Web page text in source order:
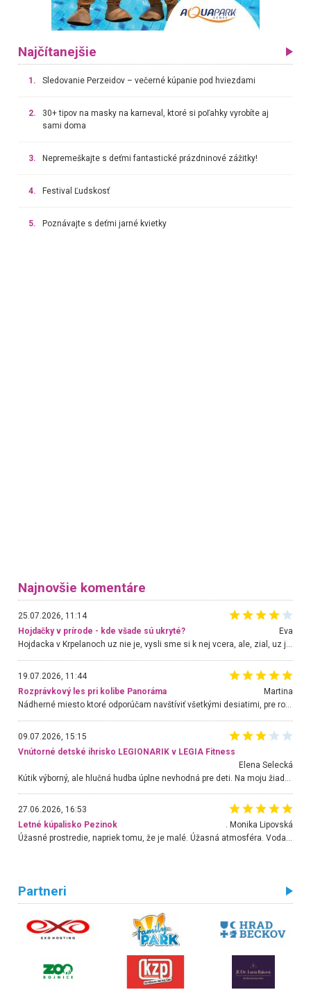
Najčítanejšie
1. Sledovanie Perzeidov – večerné kúpanie pod hviezdami
2.
30+ tipov na masky na karneval, ktoré si poľahky vyrobíte aj
sami doma
3. Nepremeškajte s deťmi fantastické prázdninové zážitky!
4. Festival Ľudskosť
5. Poznávajte s deťmi jarné kvietky
Najnovšie komentáre
25.07.2026, 11:14
Hojdačky v prírode - kde všade sú ukryté?
Eva
Hojdacka v Krpelanoch uz nie je, vysli sme si k nej vcera, ale, zial, uz je znicena. Ak sem planujete cestu len kvoli hojdacke, mozete si ju usetrit. Krasny vyhlad je tu vsak aj bez hojdacky :-)
19.07.2026, 11:44
Rozprávkový les pri kolibe Panoráma
Martina
Nádherné miesto ktoré odporúčam navštíviť všetkými desiatimi, pre rodiny s deťmi, dôchodcom... Proste a jednoducho ozaj rozprávkový les.. určite ešte prídeme. Odniesli sme si na pamiatku krásne tričká,
09.07.2026, 15:15
Vnútorné detské ihrisko LEGIONARIK v LEGIA Fitness
Elena Selecká
27.06.2026, 16:53
Letné kúpalisko Pezinok
. Monika Lipovská
Úžasné prostredie, napriek tomu, že je malé. Úžasná atmosféra. Voda fantastická a nádherná. Ľudí je pomerne veľa, ale su mili a ohľaduplní. Je veľmi zaujímavé sledovať, ako dokážu spolu športovať cudzí ľudia a bez ohľadu na vek. Vládne tu pohoda. Vnuka neviem dostať z vody. Ďakujem za krásny deň . Urcite sa sem vrátim. Jediný problém je s parkovaním, ale aj ten sa mi podarilo vyriešiť. Monika Bratislava
Partneri